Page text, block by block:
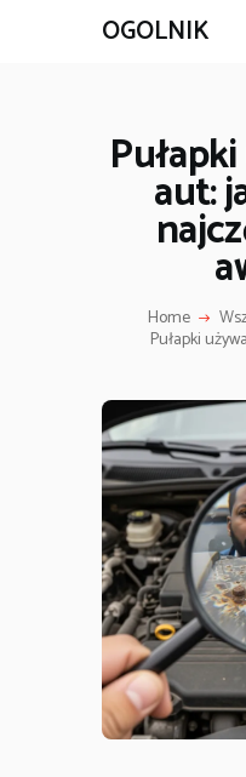
OGOLNIK
aut:
Home
Pułapki